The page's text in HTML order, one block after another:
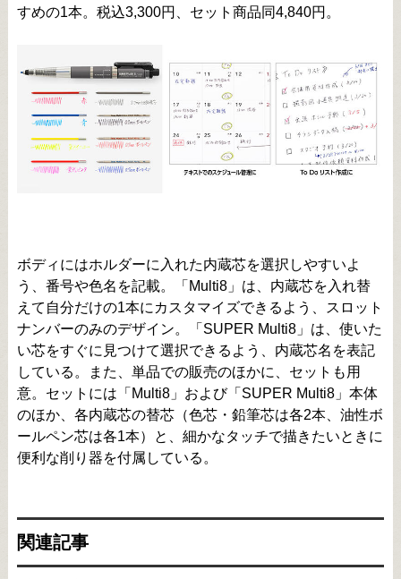
すめの1本。税込3,300円、セット商品同4,840円。
ボディにはホルダーに入れた内蔵芯を選択しやすいよ
う、番号や色名を記載。「Multi8」は、内蔵芯を入れ替
えて自分だけの1本にカスタマイズできるよう、スロット
ナンバーのみのデザイン。「SUPER Multi8」は、使いた
い芯をすぐに見つけて選択できるよう、内蔵芯名を表記
している。また、単品での販売のほかに、セットも用
意。セットには「Multi8」および「SUPER Multi8」本体
のほか、各内蔵芯の替芯（色芯・鉛筆芯は各2本、油性ボ
ールペン芯は各1本）と、細かなタッチで描きたいときに
便利な削り器を付属している。
関連記事